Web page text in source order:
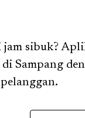
sibuk?
Sampang